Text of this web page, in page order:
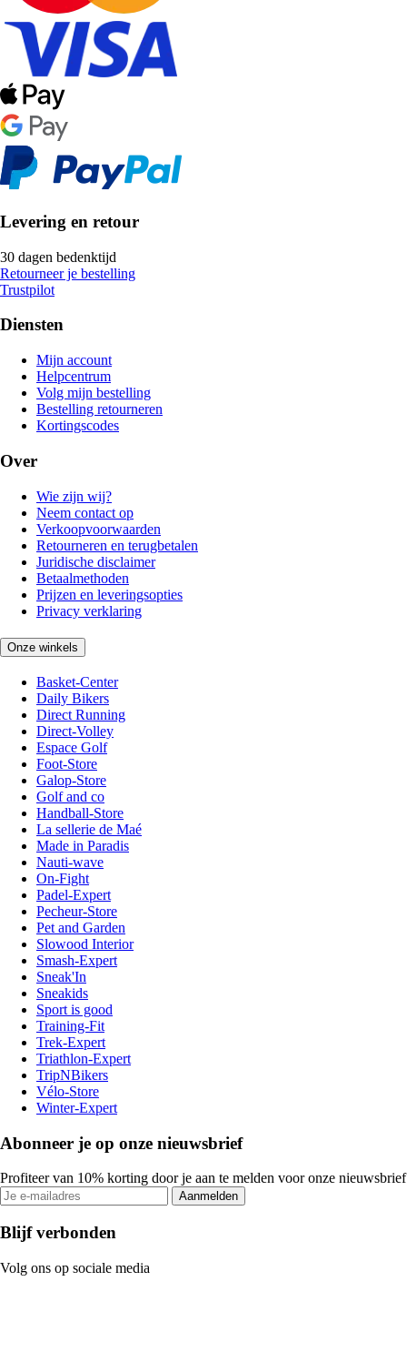
Levering en retour
30 dagen bedenktijd
Retourneer je bestelling
Trustpilot
Diensten
Mijn account
Helpcentrum
Volg mijn bestelling
Bestelling retourneren
Kortingscodes
Over
Wie zijn wij?
Neem contact op
Verkoopvoorwaarden
Retourneren en terugbetalen
Juridische disclaimer
Betaalmethoden
Prijzen en leveringsopties
Privacy verklaring
Onze winkels
Basket-Center
Daily Bikers
Direct Running
Direct-Volley
Espace Golf
Foot-Store
Galop-Store
Golf and co
Handball-Store
La sellerie de Maé
Made in Paradis
Nauti-wave
On-Fight
Padel-Expert
Pecheur-Store
Pet and Garden
Slowood Interior
Smash-Expert
Sneak'In
Sneakids
Sport is good
Training-Fit
Trek-Expert
Triathlon-Expert
TripNBikers
Vélo-Store
Winter-Expert
Abonneer je op onze nieuwsbrief
Profiteer van 10% korting door je aan te melden voor onze nieuwsbrief
Aanmelden
Blijf verbonden
Volg ons op sociale media